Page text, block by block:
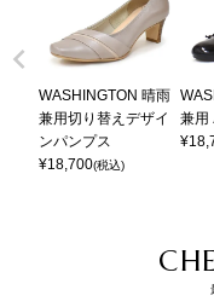
WASHINGTON 晴雨
兼用切り替えデザイ
ンパンプス
¥18,700(税込)
兼用
¥